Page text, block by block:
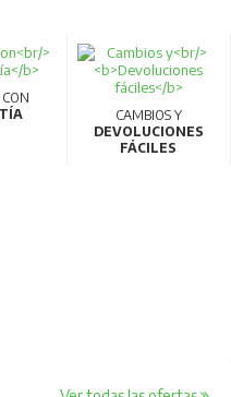
CAMBIOS Y
DEVOLUCIONES
FÁCILES